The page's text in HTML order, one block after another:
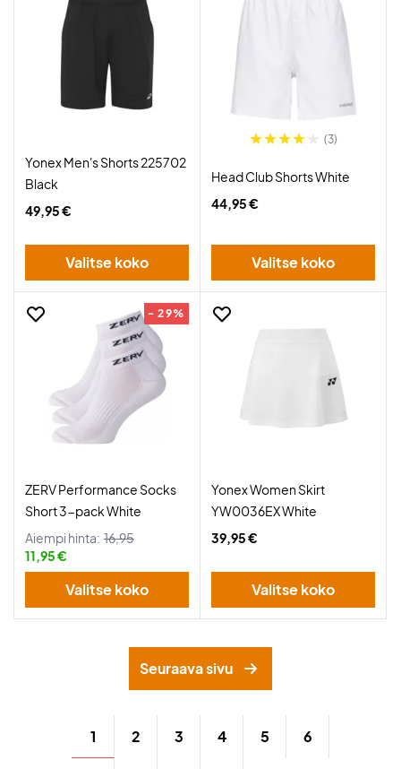
Yonex Men's Shorts 225702
Black
49,95 €
Valitse koko
(3)
Head Club Shorts White
44,95 €
Valitse koko
- 29%
ZERV Performance Socks
Short 3-pack White
Aiempi hinta: 16,95
11,95 €
Valitse koko
Yonex Women Skirt
YW0036EX White
39,95 €
Valitse koko
Seuraava sivu
1 2 3 4 5 6